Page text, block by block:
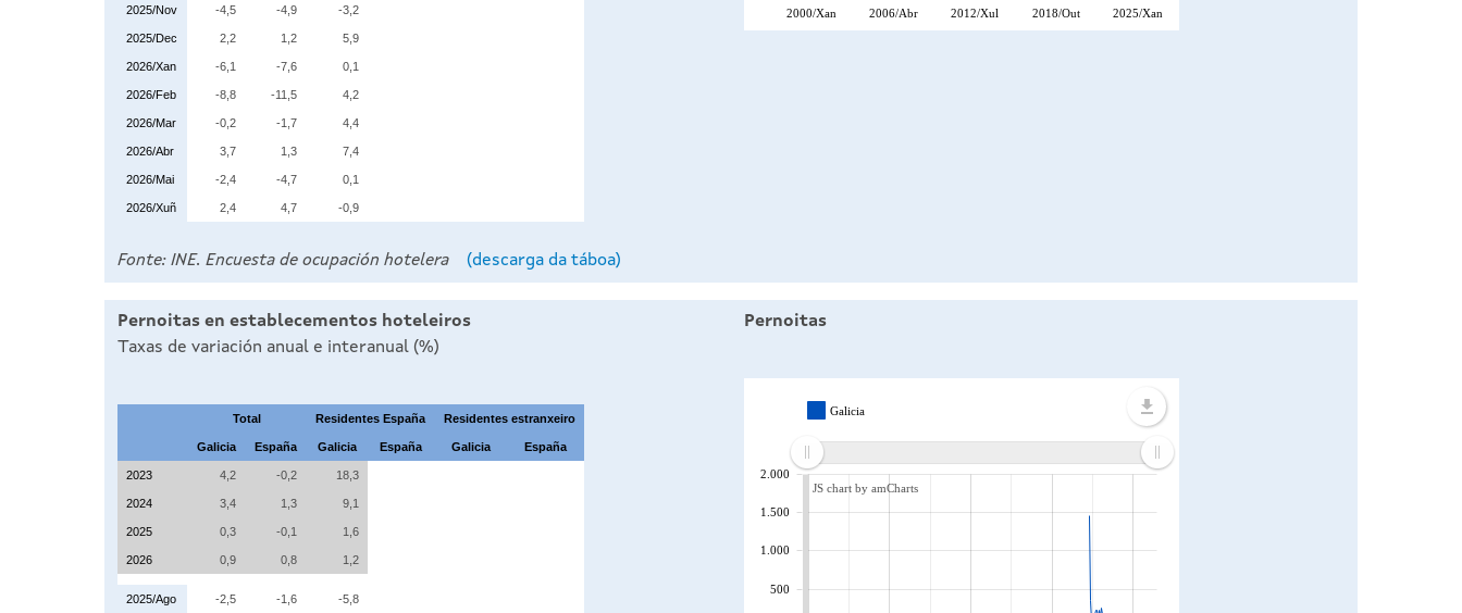
2025/Nov -4,5 -4,9 -3,2
2025/Dec 2,2 1,2 5,9
2026/Xan -6,1 -7,6 0,1
2026/Feb -8,8 -11,5 4,2
2026/Mar -0,2 -1,7 4,4
2026/Abr 3,7 1,3 7,4
2026/Mai -2,4 -4,7 0,1
2026/Xuñ 2,4 4,7 -0,9
Fonte: INE. Encuesta de ocupación hotelera (descarga da táboa)
2000/Xan 2006/Abr 2012/Xul 2018/Out 2025/Xan
Pernoitas en establecementos hoteleiros
Taxas de variación anual e interanual (%)
Total Residentes España Residentes estranxeiro
Galicia España Galicia España Galicia España
2023 4,2 -0,2 18,3
2024 3,4 1,3 9,1
2025 0,3 -0,1 1,6
2026 0,9 0,8 1,2
2025/Ago -2,5 -1,6 -5,8
Pernoitas
Galicia
500
1.000
1.500
2.000
JS chart by amCharts